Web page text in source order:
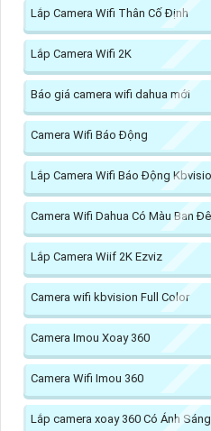
Lắp Camera Wifi Thân Cố Định
Lắp Camera Wifi 2K
Báo giá camera wifi dahua mới
Camera Wifi Báo Động
Lắp Camera Wifi Báo Động
Camera Wifi Dahua Có Màu Ban
Lắp Camera Wiif 2K Ezviz
Camera wifi kbvision Full Color
Camera Imou Xoay 360
Camera Wifi Imou 360
Lắp camera xoay 360 Có Ánh